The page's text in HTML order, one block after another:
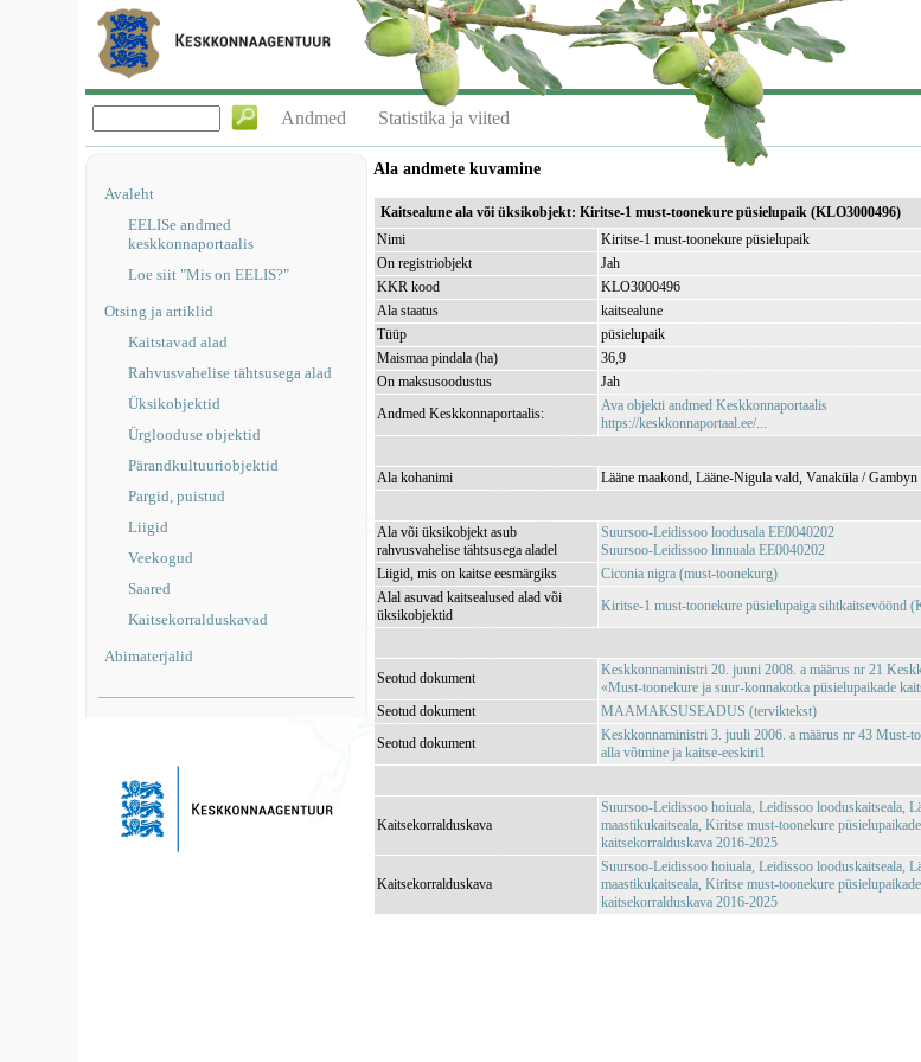
Andmed Statistika ja viited
Avaleht
EELISe andmed
keskkonnaportaalis
Loe siit "Mis on EELIS?"
Otsing ja artiklid
Kaitstavad alad
Rahvusvahelise tähtsusega alad
Üksikobjektid
Ürglooduse objektid
Pärandkultuuriobjektid
Pargid, puistud
Liigid
Veekogud
Saared
Kaitsekorralduskavad
Abimaterjalid
Ala andmete kuvamine
Kaitsealune ala või üksikobjekt: Kiritse-1 must-toonekure püsielupaik (KLO3000496)
Nimi
Kiritse-1 must-toonekure püsielupaik
On registriobjekt
Jah
KKR kood
KLO3000496
Ala staatus
kaitsealune
Tüüp
püsielupaik
Maismaa pindala (ha)
36,9
On maksusoodustus
Jah
Andmed Keskkonnaportaalis:
Ava objekti andmed Keskkonnaportaalis
https://keskkonnaportaal.ee/...
Ala kohanimi
Lääne maakond, Lääne-Nigula vald, Vanaküla / Gambyn
Ala või üksikobjekt asub
rahvusvahelise tähtsusega aladel
Suursoo-Leidissoo loodusala EE0040202
Suursoo-Leidissoo linnuala EE0040202
Liigid, mis on kaitse eesmärgiks
Ciconia nigra (must-toonekurg)
Alal asuvad kaitsealused alad või
üksikobjektid
Kiritse-1 must-toonekure püsielupaiga sihtkaitsevöönd
Seotud dokument
Keskkonnaministri 20. juuni 2008. a määrus nr 21
«Must-toonekure ja suur-konnakotka püsielupaikade
Seotud dokument
MAAMAKSUSEADUS (terviktekst)
Seotud dokument
Keskkonnaministri 3. juuli 2006. a määrus nr 43 Must-
alla võtmine ja kaitse-eeskiri1
Kaitsekorralduskava
Suursoo-Leidissoo hoiuala, Leidissoo looduskaitseala,
maastikukaitseala, Kiritse must-toonekure
kaitsekorralduskava 2016-2025
Kaitsekorralduskava
Suursoo-Leidissoo hoiuala, Leidissoo looduskaitseala,
maastikukaitseala, Kiritse must-toonekure
kaitsekorralduskava 2016-2025